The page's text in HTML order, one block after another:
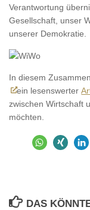
Verantwortung
Gesellschaft, unser
unserer Demokratie.
In diesem
ein lesenswerter
zwischen Wirtschaft
möchten.
DAS